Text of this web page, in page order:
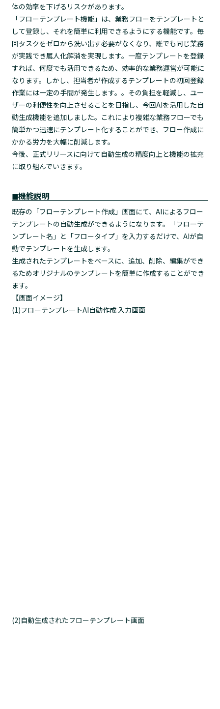
体の効率を下げるリスクがあります。
「フローテンプレート機能」は、業務フローをテンプレートと
して登録し、それを簡単に利用できるようにする機能です。毎
回タスクをゼロから洗い出す必要がなくなり、誰でも同じ業務
が実践でき属人化解消を実現します。一度テンプレートを登録
すれば、何度でも活用できるため、効率的な業務運営が可能に
なります。しかし、担当者が作成するテンプレートの初回登録
作業には一定の手間が発生します。。その負担を軽減し、ユー
ザーの利便性を向上させることを目指し、今回AIを活用した自
動生成機能を追加しました。これにより複雑な業務フローでも
簡単かつ迅速にテンプレート化することができ、フロー作成に
かかる労力を大幅に削減します。
今後、正式リリースに向けて自動生成の精度向上と機能の拡充
に取り組んでいきます。
◼︎機能説明
既存の「フローテンプレート作成」画面にて、AIによるフロー
テンプレートの自動生成ができるようになります。「フローテ
ンプレート名」と「フロータイプ」を入力するだけで、AIが自
動でテンプレートを生成します。
生成されたテンプレートをベースに、追加、削除、編集ができ
るためオリジナルのテンプレートを簡単に作成することができ
ます。
【画面イメージ】
(1)フローテンプレートAI自動作成 入力画面
(2)自動生成されたフローテンプレート画面